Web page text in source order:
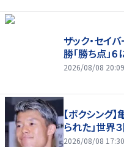
ザック・セイ
勝「勝ち点」
2026/08/08 20:09
【ボクシング
られた」世界
2026/08/08 17:30